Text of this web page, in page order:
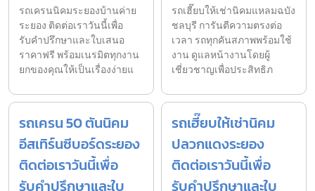
รถเครนนิคมระยองบ้านค่าย
ระยอง ติดต่อเราวันนี้เพื่อ
รับคำปรึกษาและใบเสนอ
ราคาฟรี พร้อมเนรมิตทุกงาน
ยกของคุณให้เป็นเรื่องง่ายแ
รถเฮี๊ยบให้เช่านิคมแหลมฉบัง
ชลบุรี การันตีความตรงต่อ
เวลา รถทุกคันสภาพพร้อมใช้
งาน ดูแลหน้างานโดยผู้
เชี่ยวชาญเพื่อประสิทธิภ
รถเครน 50 ตันนิคม
อีสเทิร์นซีบอร์ดระยอง
ติดต่อเราวันนี้เพื่อ
รับคำปรึกษาและใบ
รถเฮี๊ยบให้เช่านิคม
ปลวกแดงระยอง
ติดต่อเราวันนี้เพื่อ
รับคำปรึกษาและใบ